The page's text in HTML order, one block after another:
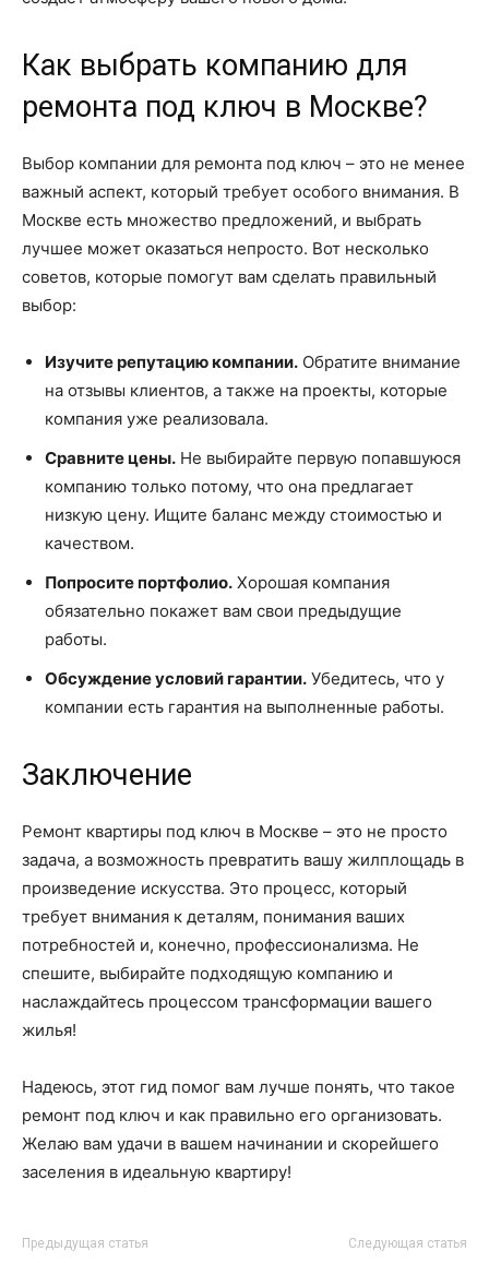
Как выбрать компанию для
ремонта под ключ в Москве?
Выбор компании для ремонта под ключ – это не менее
важный аспект, который требует особого внимания. В
Москве есть множество предложений, и выбрать
лучшее может оказаться непросто. Вот несколько
советов, которые помогут вам сделать правильный
выбор:
Изучите репутацию компании. Обратите внимание
на отзывы клиентов, а также на проекты, которые
компания уже реализовала.
Сравните цены. Не выбирайте первую попавшуюся
компанию только потому, что она предлагает
низкую цену. Ищите баланс между стоимостью и
качеством.
Попросите портфолио. Хорошая компания
обязательно покажет вам свои предыдущие
работы.
Обсуждение условий гарантии. Убедитесь, что у
компании есть гарантия на выполненные работы.
Заключение
Ремонт квартиры под ключ в Москве – это не просто
задача, а возможность превратить вашу жилплощадь в
произведение искусства. Это процесс, который
требует внимания к деталям, понимания ваших
потребностей и, конечно, профессионализма. Не
спешите, выбирайте подходящую компанию и
наслаждайтесь процессом трансформации вашего
жилья!
Надеюсь, этот гид помог вам лучше понять, что такое
ремонт под ключ и как правильно его организовать.
Желаю вам удачи в вашем начинании и скорейшего
заселения в идеальную квартиру!
Предыдущая статья Следующая статья